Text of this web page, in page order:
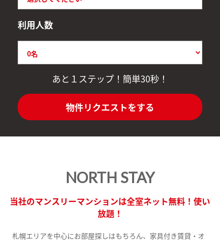
利用人数
あと１ステップ！簡単30秒！
物件リクエストをする
NORTH STAY
当社のマンスリーマンションは全室ネット無料！使い
放題！
札幌エリアを中心にお部屋探しはもちろん、家具付き賃貸・オ